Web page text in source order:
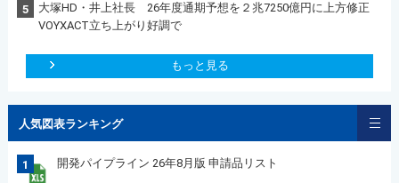
5
大塚HD・井上社長 26年度通期予想を２兆7250億円に上方修正
VOYXACT立ち上がり好調で
もっと見る
人気図表ランキング
1 開発パイプライン 26年8月版 申請品リスト